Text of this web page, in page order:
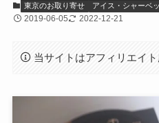
東京のお取り寄せ アイス・シャーベ
2019-06-05 2022-12-21
当サイトはアフィリエイ